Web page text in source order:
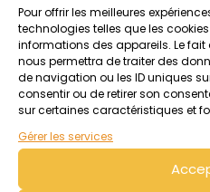
Pour offrir les meilleures
technologies telles que les
informations des appareils. Le
nous permettra de traiter des
de navigation ou les ID uniques
consentir ou de retirer son
sur certaines caractéristiques et
Gérer les services
et des librairies, hors les murs,
superbes activités gratuites
-Des ateliers et des jeux
-Des spectacles captivants
-Des rencontres d’auteurs
-Etc.
Un rendez-vous parfait pour